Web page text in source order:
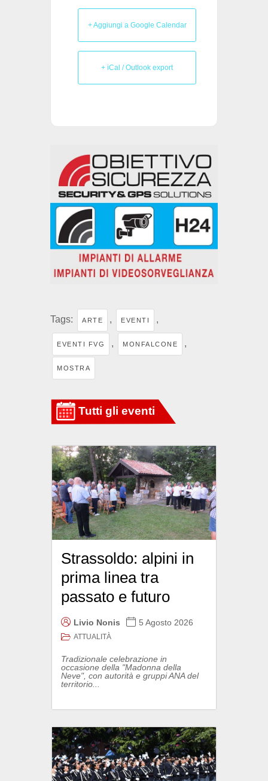
+ Aggiungi a Google Calendar
+ iCal / Outlook export
Tags: ARTE , EVENTI ,
EVENTI FVG , MONFALCONE ,
MOSTRA
Strassoldo: alpini in
prima linea tra
passato e futuro
Livio Nonis 5 Agosto 2026
ATTUALITÀ
Tradizionale celebrazione in
occasione della "Madonna della
Neve", con autorità e gruppi ANA del
territorio...